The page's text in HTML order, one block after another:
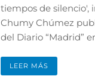
tiempos de silencio',
Chumy Chúmez
del Diario “Madrid”
LEER MÁS